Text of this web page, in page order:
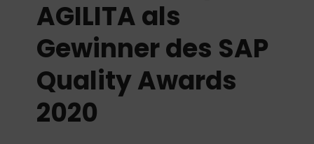
AGILITA als
Gewinner des SAP
Quality Awards
2020